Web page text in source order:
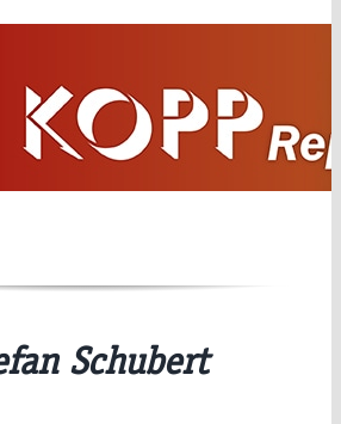
Schubert